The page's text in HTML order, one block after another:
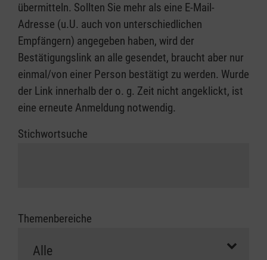
übermitteln. Sollten Sie mehr als eine E-Mail-
Adresse (u.U. auch von unterschiedlichen
Empfängern) angegeben haben, wird der
Bestätigungslink an alle gesendet, braucht aber nur
einmal/von einer Person bestätigt zu werden. Wurde
der Link innerhalb der o. g. Zeit nicht angeklickt, ist
eine erneute Anmeldung notwendig.
Stichwortsuche
Themenbereiche